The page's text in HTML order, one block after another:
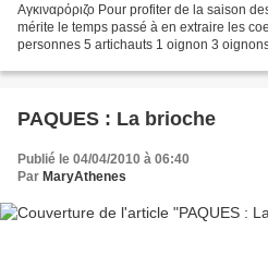
Αγκιναρόριζο Pour profiter de la saison
mérite le temps passé à en extraire les
personnes 5 artichauts 1 oignon 3
PAQUES : La brioche
Publié le 04/04/2010 à 06:40
Par MaryAthenes